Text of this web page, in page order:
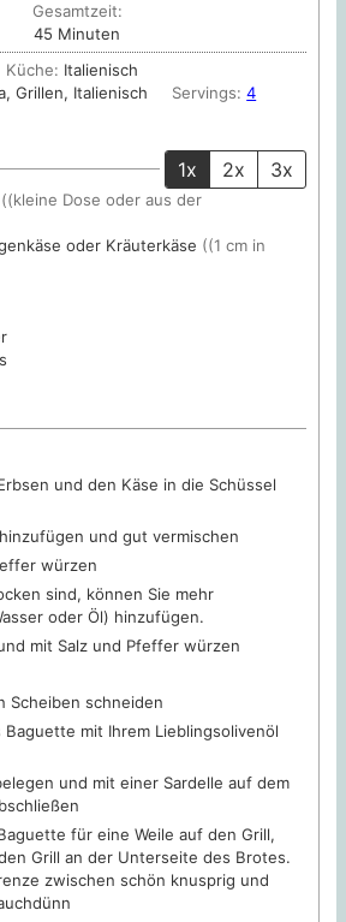
Gesamtzeit:
45 Minuten
Minuten
Küche: Italienisch
Grillen, Italienisch Servings:4
1x 2x 3x
((kleine Dose oder aus der
oder Kräuterkäse ((1 cm in
und den Käse in die Schüssel
und gut vermischen
würzen
sind, können Sie mehr
oder Öl) hinzufügen.
mit Salz und Pfeffer würzen
Scheiben schneiden
Baguette mit Ihrem Lieblingsolivenöl
und mit einer Sardelle auf dem
für eine Weile auf den Grill,
Grill an der Unterseite des Brotes.
zwischen schön knusprig und